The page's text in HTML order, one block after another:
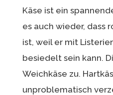
Käse ist ein
es auch wieder, dass
ist, weil er mit
besiedelt sein kann.
Weichkäse zu.
unproblematisch